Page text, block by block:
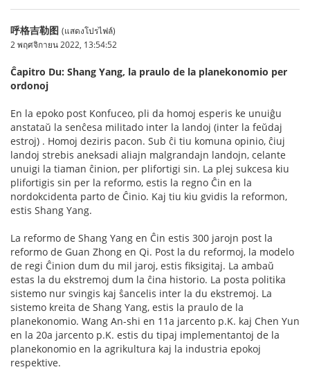
呼格吉勒图 (แสดงโปรไฟล์)
2 พฤศจิกายน 2022, 13:54:52
Ĉapitro Du: Shang Yang, la praulo de la planekonomio per
ordonoj
En la epoko post Konfuceo, pli da homoj esperis ke unuiĝu
anstataŭ la senĉesa militado inter la landoj (inter la feŭdaj
estroj) . Homoj deziris pacon. Sub ĉi tiu komuna opinio, ĉiuj
landoj strebis aneksadi aliajn malgrandajn landojn, celante
unuigi la tiaman ĉinion, per plifortigi sin. La plej sukcesa kiu
plifortigis sin per la reformo, estis la regno Ĉin en la
nordokcidenta parto de Ĉinio. Kaj tiu kiu gvidis la reformon,
estis Shang Yang.
La reformo de Shang Yang en Ĉin estis 300 jarojn post la
reformo de Guan Zhong en Qi. Post la du reformoj, la modelo
de regi Ĉinion dum du mil jaroj, estis fiksigitaj. La ambaŭ
estas la du ekstremoj dum la ĉina historio. La posta politika
sistemo nur svingis kaj ŝancelis inter la du ekstremoj. La
sistemo kreita de Shang Yang, estis la praulo de la
planekonomio. Wang An-shi en 11a jarcento p.K. kaj Chen Yun
en la 20a jarcento p.K. estis du tipaj implementantoj de la
planekonomio en la agrikultura kaj la industria epokoj
respektive.